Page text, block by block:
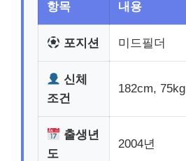
항목 내용
포지션 미드필더
신체
조건
182cm, 75kg
출생년
도
2004년